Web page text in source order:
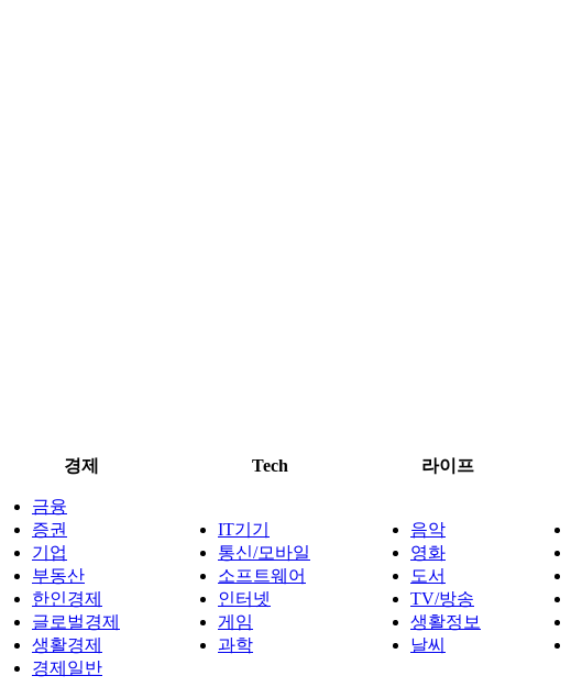
경제 Tech 라이프
금융
증권
기업
부동산
한인경제
글로벌경제
생활경제
경제일반
IT기기
통신/모바일
소프트웨어
인터넷
게임
과학
음악
영화
도서
TV/방송
생활정보
날씨